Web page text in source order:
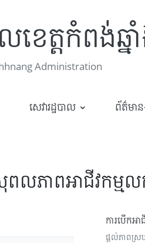
ខេត្តកំពង់ឆ្ន
Administration
សេវារដ្ឋបាល ព័ត៌មាន
ពលភាពអាជីវកម្
ការបើកអ
ផ្តល់ភាពស្រ